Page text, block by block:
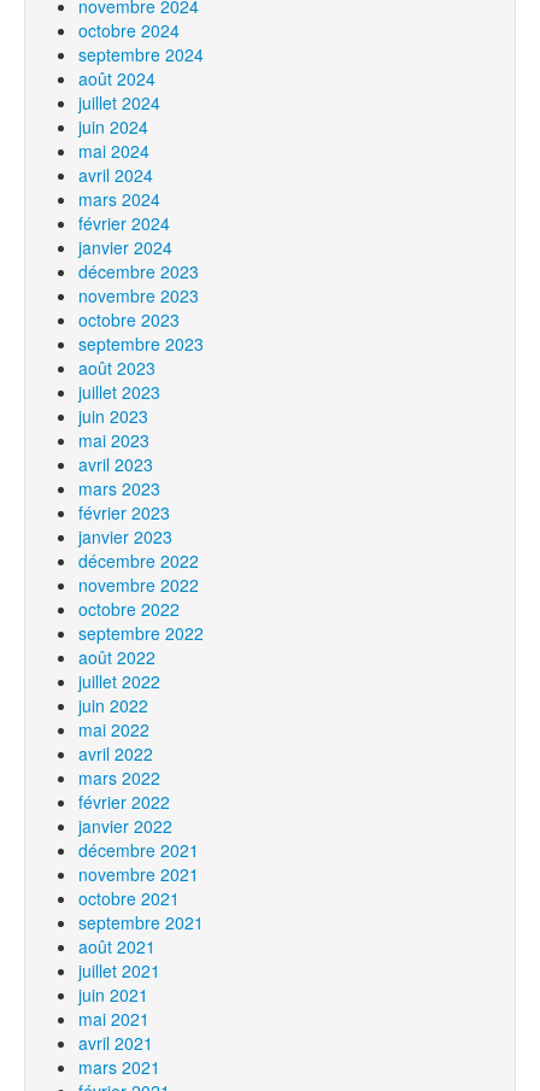
novembre 2024
octobre 2024
septembre 2024
août 2024
juillet 2024
juin 2024
mai 2024
avril 2024
mars 2024
février 2024
janvier 2024
décembre 2023
novembre 2023
octobre 2023
septembre 2023
août 2023
juillet 2023
juin 2023
mai 2023
avril 2023
mars 2023
février 2023
janvier 2023
décembre 2022
novembre 2022
octobre 2022
septembre 2022
août 2022
juillet 2022
juin 2022
mai 2022
avril 2022
mars 2022
février 2022
janvier 2022
décembre 2021
novembre 2021
octobre 2021
septembre 2021
août 2021
juillet 2021
juin 2021
mai 2021
avril 2021
mars 2021